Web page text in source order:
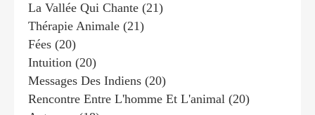
La Vallée Qui Chante (21)
Thérapie Animale (21)
Fées (20)
Intuition (20)
Messages Des Indiens (20)
Rencontre Entre L'homme Et L'animal (20)